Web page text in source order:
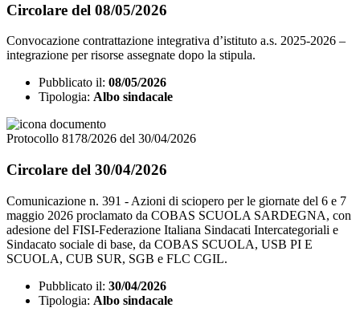
Circolare del 08/05/2026
Convocazione contrattazione integrativa d’istituto a.s. 2025-2026 –
integrazione per risorse assegnate dopo la stipula.
Pubblicato il: 08/05/2026
Tipologia: Albo sindacale
Protocollo 8178/2026 del 30/04/2026
Circolare del 30/04/2026
Comunicazione n. 391 - Azioni di sciopero per le giornate del 6 e 7
maggio 2026 proclamato da COBAS SCUOLA SARDEGNA, con
adesione del FISI-Federazione Italiana Sindacati Intercategoriali e
Sindacato sociale di base, da COBAS SCUOLA, USB PI E
SCUOLA, CUB SUR, SGB e FLC CGIL.
Pubblicato il: 30/04/2026
Tipologia: Albo sindacale